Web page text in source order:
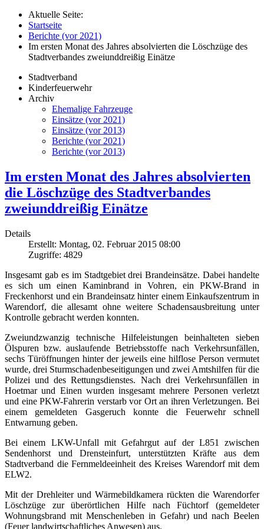
Aktuelle Seite:
Startseite
Berichte (vor 2021)
Im ersten Monat des Jahres absolvierten die Löschzüge des
Stadtverbandes zweiunddreißig Einätze
Stadtverband
Kinderfeuerwehr
Archiv
Ehemalige Fahrzeuge
Einsätze (vor 2021)
Einsätze (vor 2013)
Berichte (vor 2021)
Berichte (vor 2013)
Im ersten Monat des Jahres absolvierten
die Löschzüge des Stadtverbandes
zweiunddreißig Einätze
Details
Erstellt: Montag, 02. Februar 2015 08:00
Zugriffe: 4829
Insgesamt gab es im Stadtgebiet drei Brandeinsätze. Dabei handelte
es sich um einen Kaminbrand in Vohren, ein PKW-Brand in
Freckenhorst und ein Brandeinsatz hinter einem Einkaufszentrum in
Warendorf, die allesamt ohne weitere Schadensausbreitung unter
Kontrolle gebracht werden konnten.
Zweiundzwanzig technische Hilfeleistungen beinhalteten sieben
Ölspuren bzw. auslaufende Betriebsstoffe nach Verkehrsunfällen,
sechs Türöffnungen hinter der jeweils eine hilflose Person vermutet
wurde, drei Sturmschadenbeseitigungen und zwei Amtshilfen für die
Polizei und des Rettungsdienstes. Nach drei Verkehrsunfällen in
Hoetmar und Einen wurden insgesamt mehrere Personen verletzt
und eine PKW-Fahrerin verstarb vor Ort an ihren Verletzungen. Bei
einem gemeldeten Gasgeruch konnte die Feuerwehr schnell
Entwarnung geben.
Bei einem LKW-Unfall mit Gefahrgut auf der L851 zwischen
Sendenhorst und Drensteinfurt, unterstützten Kräfte aus dem
Stadtverband die Fernmeldeeinheit des Kreises Warendorf mit dem
ELW2.
Mit der Drehleiter und Wärmebildkamera rückten die Warendorfer
Löschzüge zur überörtlichen Hilfe nach Füchtorf (gemeldeter
Wohnungsbrand mit Menschenleben in Gefahr) und nach Beelen
(Feuer landwirtschaftliches Anwesen) aus.